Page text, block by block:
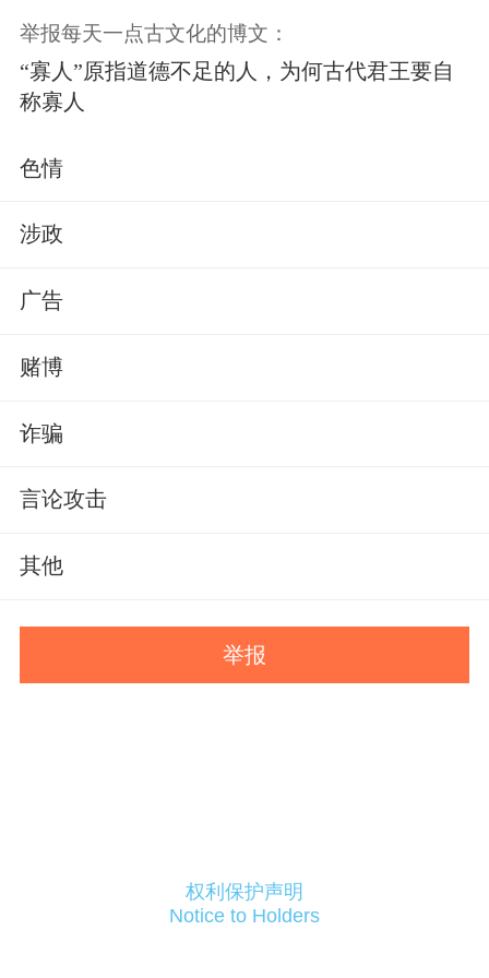
举报每天一点古文化的博文：
“寡人”原指道德不足的人，为何古代君王要自
称寡人
色情
涉政
广告
赌博
诈骗
言论攻击
其他
举报
权利保护声明
Notice to Holders